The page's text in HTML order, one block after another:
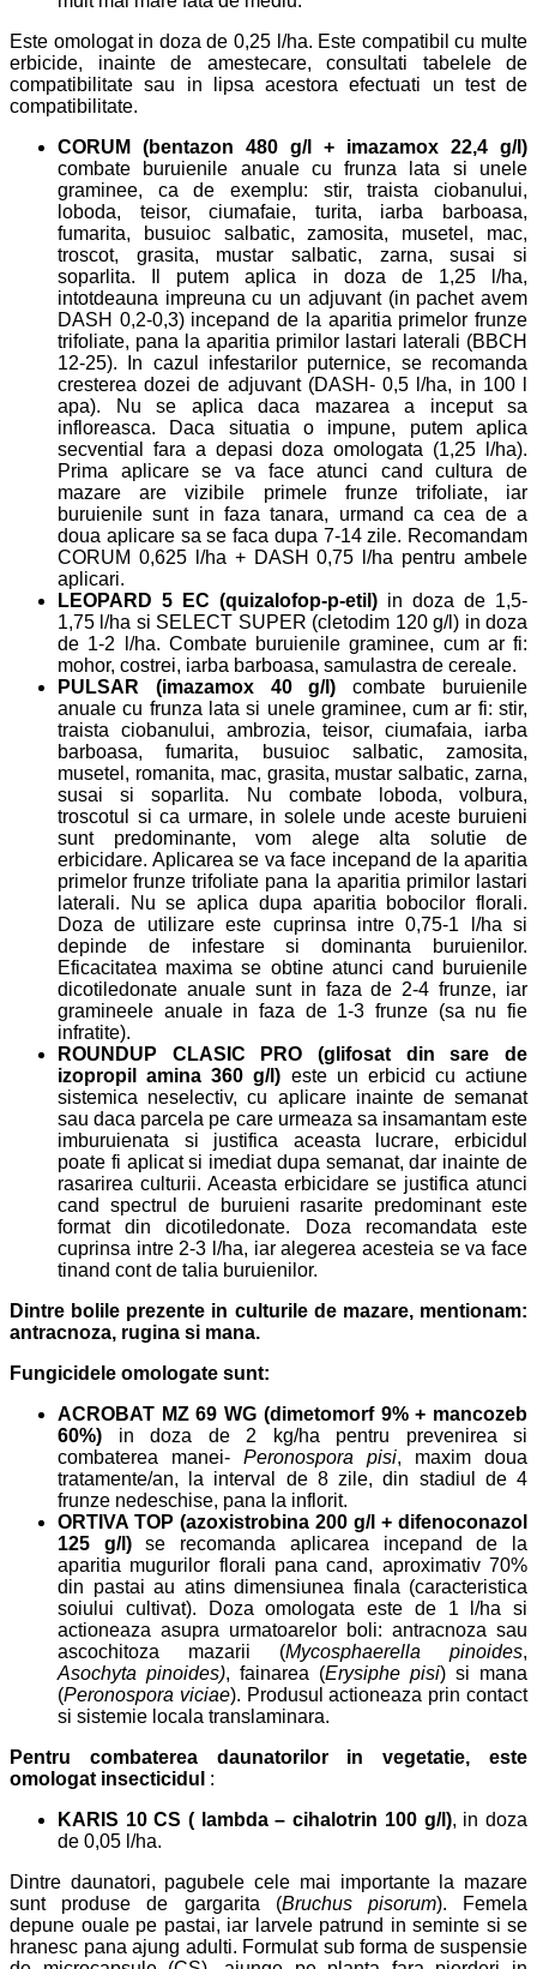
Este omologat in doza de 0,25 l/ha. Este compatibil cu multe
erbicide, inainte de amestecare, consultati tabelele de
compatibilitate sau in lipsa acestora efectuati un test de
compatibilitate.
CORUM (bentazon 480 g/l + imazamox 22,4 g/l)
combate buruienile anuale cu frunza lata si unele
graminee, ca de exemplu: stir, traista ciobanului,
loboda, teisor, ciumafaie, turita, iarba barboasa,
fumarita, busuioc salbatic, zamosita, musetel, mac,
troscot, grasita, mustar salbatic, zarna, susai si
soparlita. Il putem aplica in doza de 1,25 l/ha,
intotdeauna impreuna cu un adjuvant (in pachet avem
DASH 0,2-0,3) incepand de la aparitia primelor frunze
trifoliate, pana la aparitia primilor lastari laterali (BBCH
12-25). In cazul infestarilor puternice, se recomanda
cresterea dozei de adjuvant (DASH- 0,5 l/ha, in 100 l
apa). Nu se aplica daca mazarea a inceput sa
infloreasca. Daca situatia o impune, putem aplica
secvential fara a depasi doza omologata (1,25 l/ha).
Prima aplicare se va face atunci cand cultura de
mazare are vizibile primele frunze trifoliate, iar
buruienile sunt in faza tanara, urmand ca cea de a
doua aplicare sa se faca dupa 7-14 zile. Recomandam
CORUM 0,625 l/ha + DASH 0,75 l/ha pentru ambele
aplicari.
LEOPARD 5 EC (quizalofop-p-etil) in doza de 1,5-
1,75 l/ha si SELECT SUPER (cletodim 120 g/l) in doza
de 1-2 l/ha. Combate buruienile graminee, cum ar fi:
mohor, costrei, iarba barboasa, samulastra de cereale.
PULSAR (imazamox 40 g/l) combate buruienile
anuale cu frunza lata si unele graminee, cum ar fi: stir,
traista ciobanului, ambrozia, teisor, ciumafaia, iarba
barboasa, fumarita, busuioc salbatic, zamosita,
musetel, romanita, mac, grasita, mustar salbatic, zarna,
susai si soparlita. Nu combate loboda, volbura,
troscotul si ca urmare, in solele unde aceste buruieni
sunt predominante, vom alege alta solutie de
erbicidare. Aplicarea se va face incepand de la aparitia
primelor frunze trifoliate pana la aparitia primilor lastari
laterali. Nu se aplica dupa aparitia bobocilor florali.
Doza de utilizare este cuprinsa intre 0,75-1 l/ha si
depinde de infestare si dominanta buruienilor.
Eficacitatea maxima se obtine atunci cand buruienile
dicotiledonate anuale sunt in faza de 2-4 frunze, iar
gramineele anuale in faza de 1-3 frunze (sa nu fie
infratite).
ROUNDUP CLASIC PRO (glifosat din sare de
izopropil amina 360 g/l) este un erbicid cu actiune
sistemica neselectiv, cu aplicare inainte de semanat
sau daca parcela pe care urmeaza sa insamantam este
imburuienata si justifica aceasta lucrare, erbicidul
poate fi aplicat si imediat dupa semanat, dar inainte de
rasarirea culturii. Aceasta erbicidare se justifica atunci
cand spectrul de buruieni rasarite predominant este
format din dicotiledonate. Doza recomandata este
cuprinsa intre 2-3 l/ha, iar alegerea acesteia se va face
tinand cont de talia buruienilor.
Dintre bolile prezente in culturile de mazare, mentionam:
antracnoza, rugina si mana.
Fungicidele omologate sunt:
ACROBAT MZ 69 WG (dimetomorf 9% + mancozeb
60%) in doza de 2 kg/ha pentru prevenirea si
combaterea manei- Peronospora pisi, maxim doua
tratamente/an, la interval de 8 zile, din stadiul de 4
frunze nedeschise, pana la inflorit.
ORTIVA TOP (azoxistrobina 200 g/l + difenoconazol
125 g/l)se recomanda aplicarea incepand de la
aparitia mugurilor florali pana cand, aproximativ 70%
din pastai au atins dimensiunea finala (caracteristica
soiului cultivat). Doza omologata este de 1 l/ha si
actioneaza asupra urmatoarelor boli: antracnoza sau
ascochitoza mazarii (Mycosphaerella pinoides,
Asochyta pinoides), fainarea (Erysiphe pisi) si mana
(Peronospora viciae). Produsul actioneaza prin contact
si sistemie locala translaminara.
Pentru combaterea daunatorilor in vegetatie, este
omologat insecticidul :
KARIS 10 CS ( lambda – cihalotrin 100 g/l), in doza
de 0,05 l/ha.
Dintre daunatori, pagubele cele mai importante la mazare
sunt produse de gargarita (Bruchus pisorum). Femela
depune ouale pe pastai, iar larvele patrund in seminte si se
hranesc pana ajung adulti. Formulat sub forma de suspensie